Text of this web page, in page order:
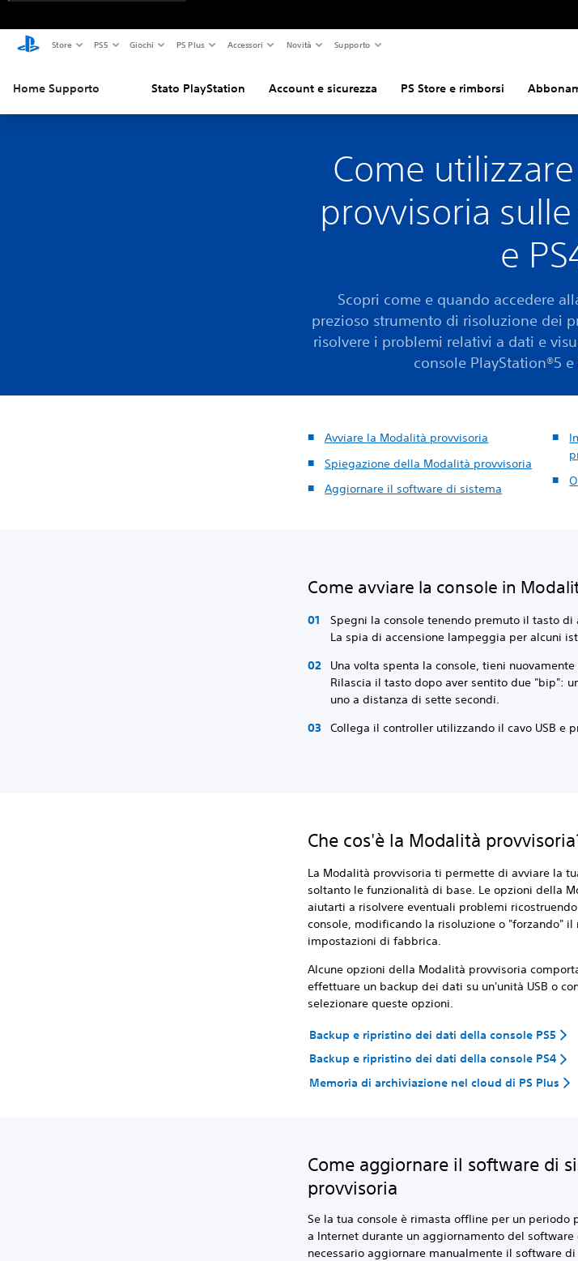
Store PS5 Giochi PS Plus Accessori Novità Supporto
Home Supporto Stato PlayStation Account e sicurezza PS Store e rimborsi
Come
provvisoria
e
Scopri come e quando accedere
prezioso strumento di risoluzione dei
risolvere i problemi relativi a dati e
console PlayStation®5
Avviare la Modalità provvisoria
Spiegazione della Modalità provvisoria
Aggiornare il software di sistema
Come avviare la console in
Spegni la console tenendo premuto il tasto di
La spia di accensione lampeggia per alcuni
Una volta spenta la console, tieni
Rilascia il tasto dopo aver sentito due "bip":
uno a distanza di sette secondi.
Collega il controller utilizzando il cavo USB e
Che cos'è la Modalità
La Modalità provvisoria ti permette di avviare la
soltanto le funzionalità di base. Le opzioni della
aiutarti a risolvere eventuali problemi
console, modificando la risoluzione o "forzando"
impostazioni di fabbrica.
Alcune opzioni della Modalità provvisoria
effettuare un backup dei dati su un'unità USB o
selezionare queste opzioni.
Backup e ripristino dei dati della console PS5
Backup e ripristino dei dati della console PS4
Memoria di archiviazione nel cloud di PS Plus
Come aggiornare il software di
provvisoria
Se la tua console è rimasta offline per un periodo
a Internet durante un aggiornamento del
necessario aggiornare manualmente il software